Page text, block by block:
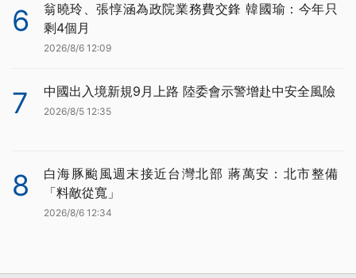
6
翁曉玲、張惇涵為政院業務費交鋒 韓國瑜：今年只
剩4個月
2026/8/6 12:09
7 中國出入境新規9月上路 陸委會示警增赴中安全風險
2026/8/5 12:35
8
白海豚颱風週末接近台灣北部 蔣萬安：北市整備
「料敵從寬」
2026/8/6 12:34